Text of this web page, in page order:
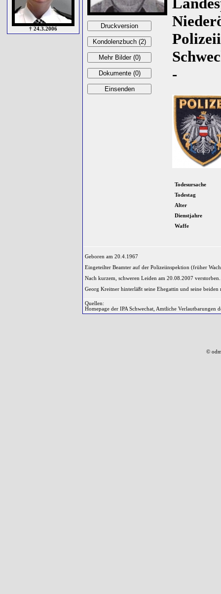
† 24.3.2006
-
Todesursache
Todestag
Alter
Dienstjahre
Waffe
Geboren am 20.4.1967
Eingeteilter Beamter auf der Polizeiinspektion (früher
Nach kurzem, schweren Leiden am 20.08.2007 verstorben.
Georg Kreitner hinterläßt seine Ehegattin und seine
Quellen:
Homepage der IPA Schwechat, Amtliche Verlautbarungen
©